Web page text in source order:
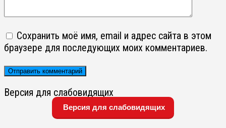
Сохранить моё имя, email и адрес сайта в этом
браузере для последующих моих комментариев.
Версия для слабовидящих
Версия для слабовидящих